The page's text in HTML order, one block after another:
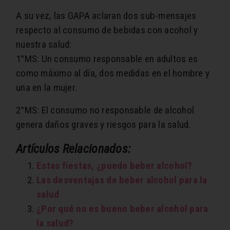
A su vez, las GAPA aclaran dos sub-mensajes
respecto al consumo de bebidas con acohol y
nuestra salud:
1°MS: Un consumo responsable en adultos es
como máximo al día, dos medidas en el hombre y
una en la mujer.
2°MS: El consumo no responsable de alcohol
genera daños graves y riesgos para la salud.
Artículos Relacionados:
Estas fiestas, ¿puedo beber alcohol?
Las desventajas de beber alcohol para la
salud
¿Por qué no es bueno beber alcohol para
la salud?